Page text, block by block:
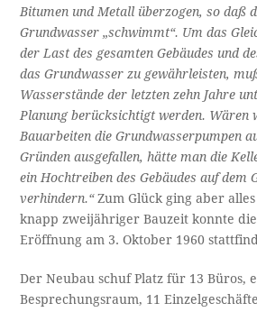
Bitumen und Metall überzogen, so daß
Grundwasser „schwimmt“. Um das
der Last des gesamten Gebäudes und
das Grundwasser zu gewährleisten,
Wasserstände der letzten zehn Jahre
Planung berücksichtigt werden. Wären
Bauarbeiten die Grundwasserpumpen
Gründen ausgefallen, hätte man die
ein Hochtreiben des Gebäudes auf dem
verhindern.“Zum Glück ging aber
knapp zweijähriger Bauzeit konnte
Eröffnung am 3. Oktober 1960
Der Neubau schuf Platz für 13 Büros,
Besprechungsraum, 11